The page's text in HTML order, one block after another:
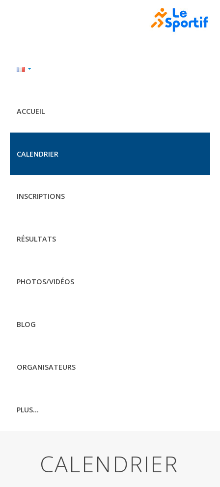
ACCUEIL
CALENDRIER
INSCRIPTIONS
RÉSULTATS
PHOTOS/VIDÉOS
BLOG
ORGANISATEURS
PLUS...
CALENDRIER